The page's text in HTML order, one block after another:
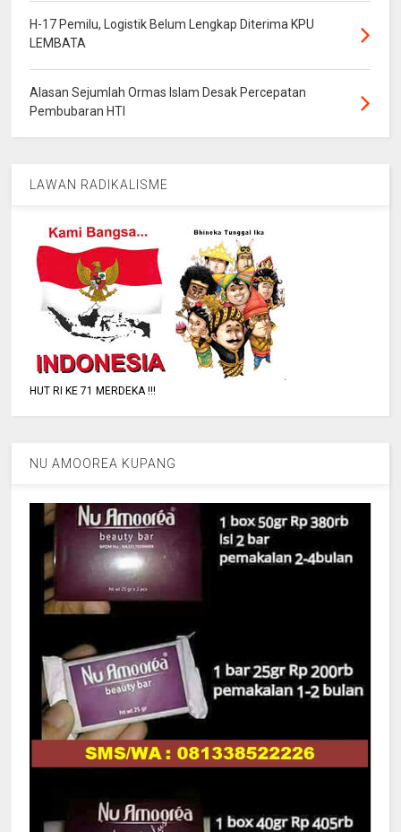
H-17 Pemilu, Logistik Belum Lengkap Diterima KPU
LEMBATA
Alasan Sejumlah Ormas Islam Desak Percepatan
Pembubaran HTI
LAWAN RADIKALISME
HUT RI KE 71 MERDEKA !!!
NU AMOOREA KUPANG